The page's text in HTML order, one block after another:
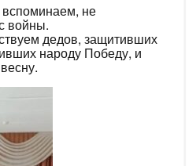
не
войны.
дедов, защитивших
народу Победу, и